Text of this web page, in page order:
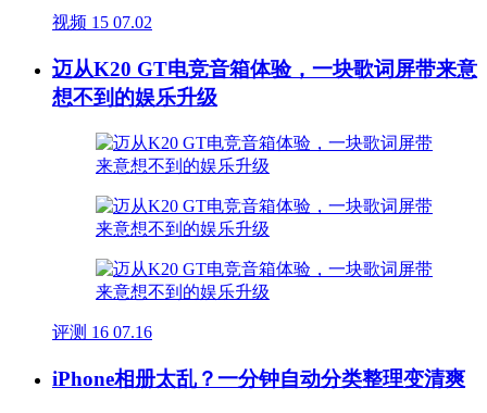
视频 15 07.02
迈从K20 GT电竞音箱体验，一块歌词屏带来意
想不到的娱乐升级
评测 16 07.16
iPhone相册太乱？一分钟自动分类整理变清爽